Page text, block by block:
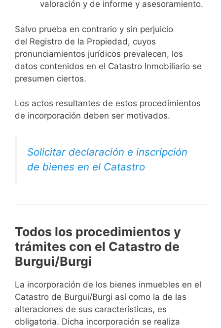
valoración y de informe y asesoramiento.
Salvo prueba en contrario y sin perjuicio
del Registro de la Propiedad, cuyos
pronunciamientos jurídicos prevalecen, los
datos contenidos en el Catastro Inmobiliario se
presumen ciertos.
Los actos resultantes de estos procedimientos
de incorporación deben ser motivados.
Solicitar declaración e inscripción
de bienes en el Catastro
Todos los procedimientos y
trámites con el Catastro de
Burgui/Burgi
La incorporación de los bienes inmuebles en el
Catastro de Burgui/Burgi así como la de las
alteraciones de sus características, es
obligatoria. Dicha incorporación se realiza